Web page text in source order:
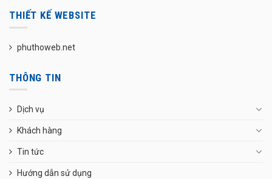
THIẾT KẾ WEBSITE
phuthoweb.net
THÔNG TIN
Dịch vụ
Khách hàng
Tin tức
Hướng dẫn sử dụng